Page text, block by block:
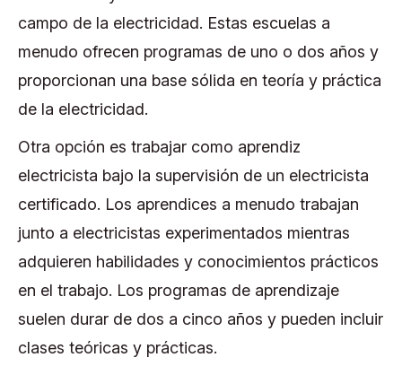
campo de la electricidad. Estas escuelas a
menudo ofrecen programas de uno o dos años y
proporcionan una base sólida en teoría y práctica
de la electricidad.
Otra opción es trabajar como aprendiz
electricista bajo la supervisión de un electricista
certificado. Los aprendices a menudo trabajan
junto a electricistas experimentados mientras
adquieren habilidades y conocimientos prácticos
en el trabajo. Los programas de aprendizaje
suelen durar de dos a cinco años y pueden incluir
clases teóricas y prácticas.